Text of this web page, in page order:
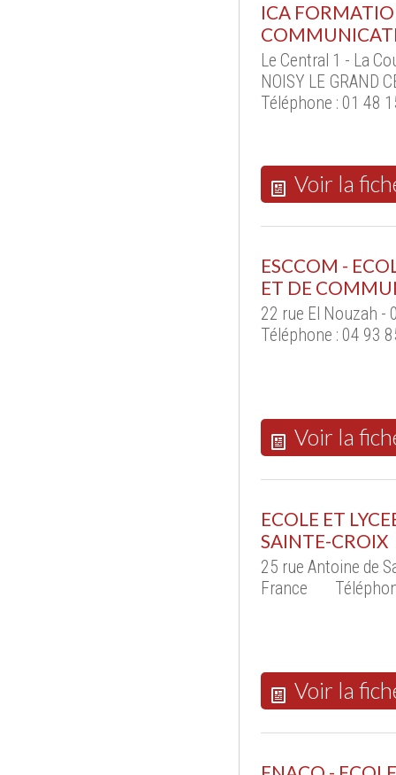
ICA
Le Central 1 - La
NOISY LE GRAND
Téléphone : 01 48
Voir la
ESCCOM -
ET DE
22 rue El Nouzah -
Téléphone : 04 93
Voir la
ECOLE ET
SAINTE-CROIX
25 rue Antoine de
France
Voir la